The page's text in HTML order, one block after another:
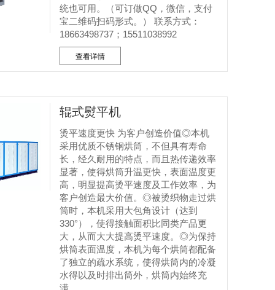
统也可用。（可订做QQ，微信，支付
宝二维码扫码形式。） 联系方式：
18663498737；15511038992
查看详情
辊式熨平机
烫平速度更快 为客户创造价值◎本机
采用优质不锈钢烘筒，不但具有寿命
长，经久耐用的特点，而且热传递效率
显著，使得烘筒升温更快，表面温度更
高，明显提高烫平速度及工作效率，为
客户创造最大价值。◎被烫织物走过烘
筒时，本机采用大包角设计（达到
330°），使得接触面积比同类产品更
大，从而大大提高烫平速度。◎为保持
烘筒表面温度，本机为每个烘筒都配备
了独立的疏水系统，使得烘筒内的冷凝
水得以及时排出筒外，烘筒内始终充
满...